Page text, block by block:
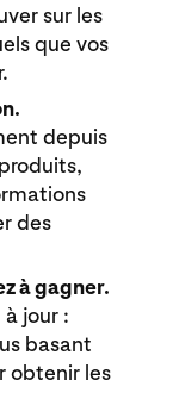
sur les
que vos
depuis
des
à gagner.
jour :
basant
obtenir les